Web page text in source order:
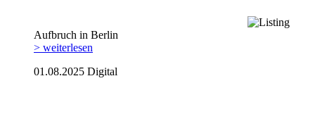
Aufbruch in Berlin
> weiterlesen
01.08.2025 Digital